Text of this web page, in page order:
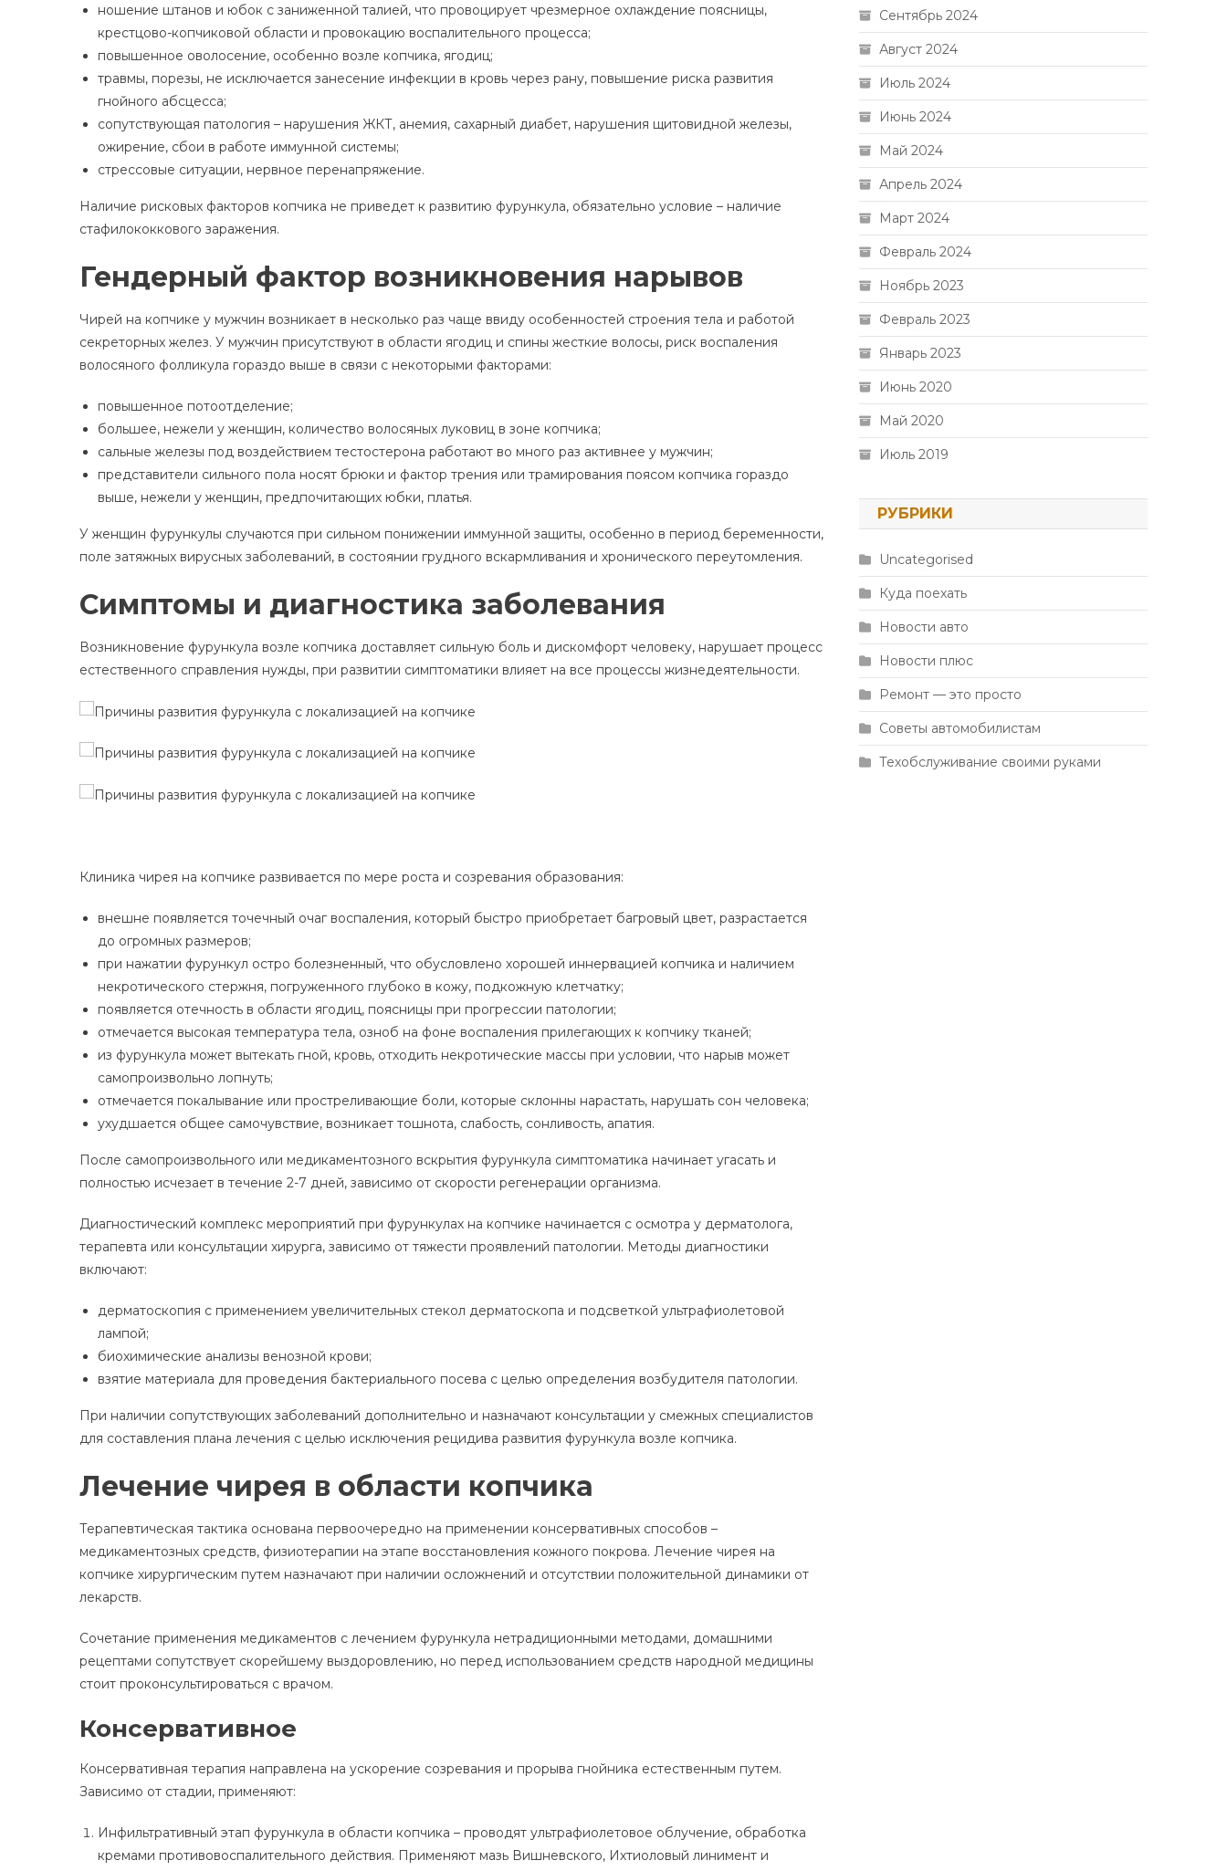
ношение штанов и юбок с заниженной талией, что провоцирует чрезмерное охлаждение поясницы,
крестцово-копчиковой области и провокацию воспалительного процесса;
повышенное оволосение, особенно возле копчика, ягодиц;
травмы, порезы, не исключается занесение инфекции в кровь через рану, повышение риска развития
гнойного абсцесса;
сопутствующая патология – нарушения ЖКТ, анемия, сахарный диабет, нарушения щитовидной железы,
ожирение, сбои в работе иммунной системы;
стрессовые ситуации, нервное перенапряжение.
Наличие рисковых факторов копчика не приведет к развитию фурункула, обязательно условие – наличие
стафилококкового заражения.
Гендерный фактор возникновения нарывов
Чирей на копчике у мужчин возникает в несколько раз чаще ввиду особенностей строения тела и работой
секреторных желез. У мужчин присутствуют в области ягодиц и спины жесткие волосы, риск воспаления
волосяного фолликула гораздо выше в связи с некоторыми факторами:
повышенное потоотделение;
большее, нежели у женщин, количество волосяных луковиц в зоне копчика;
сальные железы под воздействием тестостерона работают во много раз активнее у мужчин;
представители сильного пола носят брюки и фактор трения или трамирования поясом копчика гораздо
выше, нежели у женщин, предпочитающих юбки, платья.
У женщин фурункулы случаются при сильном понижении иммунной защиты, особенно в период беременности,
поле затяжных вирусных заболеваний, в состоянии грудного вскармливания и хронического переутомления.
Симптомы и диагностика заболевания
Возникновение фурункула возле копчика доставляет сильную боль и дискомфорт человеку, нарушает процесс
естественного справления нужды, при развитии симптоматики влияет на все процессы жизнедеятельности.
Клиника чирея на копчике развивается по мере роста и созревания образования:
внешне появляется точечный очаг воспаления, который быстро приобретает багровый цвет, разрастается
до огромных размеров;
при нажатии фурункул остро болезненный, что обусловлено хорошей иннервацией копчика и наличием
некротического стержня, погруженного глубоко в кожу, подкожную клетчатку;
появляется отечность в области ягодиц, поясницы при прогрессии патологии;
отмечается высокая температура тела, озноб на фоне воспаления прилегающих к копчику тканей;
из фурункула может вытекать гной, кровь, отходить некротические массы при условии, что нарыв может
самопроизвольно лопнуть;
отмечается покалывание или простреливающие боли, которые склонны нарастать, нарушать сон человека;
ухудшается общее самочувствие, возникает тошнота, слабость, сонливость, апатия.
После самопроизвольного или медикаментозного вскрытия фурункула симптоматика начинает угасать и
полностью исчезает в течение 2-7 дней, зависимо от скорости регенерации организма.
Диагностический комплекс мероприятий при фурункулах на копчике начинается с осмотра у дерматолога,
терапевта или консультации хирурга, зависимо от тяжести проявлений патологии. Методы диагностики
включают:
дерматоскопия с применением увеличительных стекол дерматоскопа и подсветкой ультрафиолетовой
лампой;
биохимические анализы венозной крови;
взятие материала для проведения бактериального посева с целью определения возбудителя патологии.
При наличии сопутствующих заболеваний дополнительно и назначают консультации у смежных специалистов
для составления плана лечения с целью исключения рецидива развития фурункула возле копчика.
Лечение чирея в области копчика
Терапевтическая тактика основана первоочередно на применении консервативных способов –
медикаментозных средств, физиотерапии на этапе восстановления кожного покрова. Лечение чирея на
копчике хирургическим путем назначают при наличии осложнений и отсутствии положительной динамики от
лекарств.
Сочетание применения медикаментов с лечением фурункула нетрадиционными методами, домашними
рецептами сопутствует скорейшему выздоровлению, но перед использованием средств народной медицины
стоит проконсультироваться с врачом.
Консервативное
Консервативная терапия направлена на ускорение созревания и прорыва гнойника естественным путем.
Зависимо от стадии, применяют:
Инфильтративный этап фурункула в области копчика – проводят ультрафиолетовое облучение, обработка
кремами противовоспалительного действия. Применяют мазь Вишневского, Ихтиоловый линимент и
Сентябрь 2024
Август 2024
Июль 2024
Июнь 2024
Май 2024
Апрель 2024
Март 2024
Февраль 2024
Ноябрь 2023
Февраль 2023
Январь 2023
Июнь 2020
Май 2020
Июль 2019
РУБРИКИ
Uncategorised
Куда поехать
Новости авто
Новости плюс
Ремонт — это просто
Советы автомобилистам
Техобслуживание своими руками